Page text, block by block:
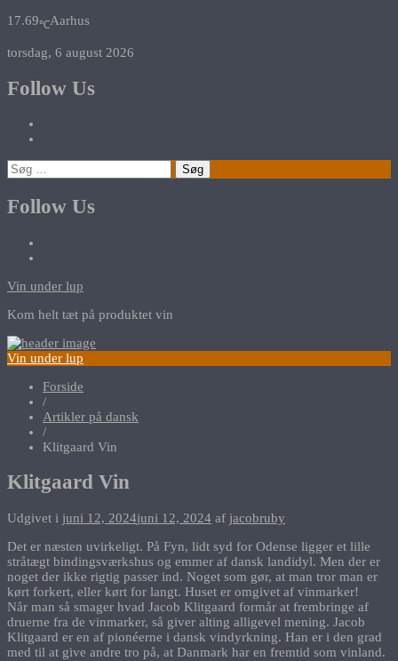
17.69℃Aarhus
torsdag, 6 august 2026
Follow Us
Søg
efter:
Follow Us
Vin under lup
Kom helt tæt på produktet vin
Vin under lup
Forside
/
Artikler på dansk
/
Klitgaard Vin
Klitgaard Vin
Udgivet i juni 12, 2024juni 12, 2024 af jacobruby
Det er næsten uvirkeligt. På Fyn, lidt syd for Odense ligger et lille
stråtægt bindingsværkshus og emmer af dansk landidyl. Men der er
noget der ikke rigtig passer ind. Noget som gør, at man tror man er
kørt forkert, eller kørt for langt. Huset er omgivet af vinmarker!
Når man så smager hvad Jacob Klitgaard formår at frembringe af
druerne fra de vinmarker, så giver alting alligevel mening. Jacob
Klitgaard er en af pionéerne i dansk vindyrkning. Han er i den grad
med til at give andre tro på, at Danmark har en fremtid som vinland.